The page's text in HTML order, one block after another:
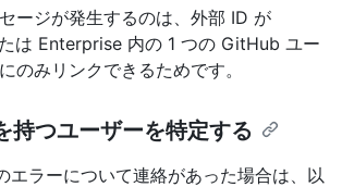
ージが発生するのは、外部 ID が
は Enterprise 内の 1 つの GitHub ユー
のみリンクできるためです。
持つユーザーを特定する
エラーについて連絡があった場合は、以